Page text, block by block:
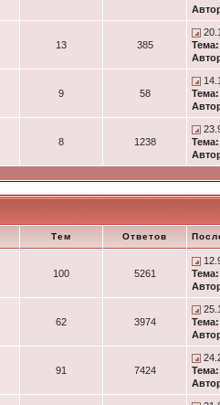
13 385
Тема:
9 58
Тема:
8 1238
Тема:
Тем Ответов
100 5261
Тема:
62 3974
Тема:
91 7424
Тема: